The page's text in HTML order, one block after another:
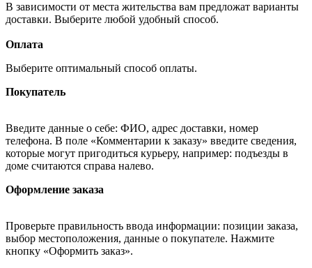
В зависимости от места жительства вам предложат варианты
доставки. Выберите любой удобный способ.
Оплата
Выберите оптимальный способ оплаты.
Покупатель
Введите данные о себе: ФИО, адрес доставки, номер
телефона. В поле «Комментарии к заказу» введите сведения,
которые могут пригодиться курьеру, например: подъезды в
доме считаются справа налево.
Оформление заказа
Проверьте правильность ввода информации: позиции заказа,
выбор местоположения, данные о покупателе. Нажмите
кнопку «Оформить заказ».